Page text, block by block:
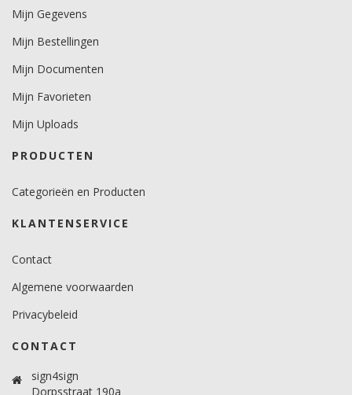
Dikte
minimaal 12 graden voor vlakke ondergronden.
minimaal 18 graden voor gebogen ondergronden.
Temperatuurbereik (°C)
10 -30 graden.
Mijn Gegevens
Mijn Bestellingen
Mijn Documenten
Mijn Favorieten
Mijn Uploads
PRODUCTEN
Categorieën en Producten
KLANTENSERVICE
Contact
Algemene voorwaarden
Privacybeleid
CONTACT
sign4sign
Dorpsstraat 190a